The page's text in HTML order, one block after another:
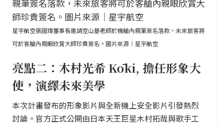
星宇航空張國煒董事長邀請空山基老師於機艙內親筆簽名落款，未來旅客將
可於客艙內親眼欣賞大師珍貴簽名。圖片來源｜星宇航空
亮點二：木村光希 Kōki, 擔任形象大
使，演繹未來美學
本次計畫發布的形象影片與全新機上安全影片引發熱烈
討論。官方正式公開由日本天王巨星木村拓哉與歌手工